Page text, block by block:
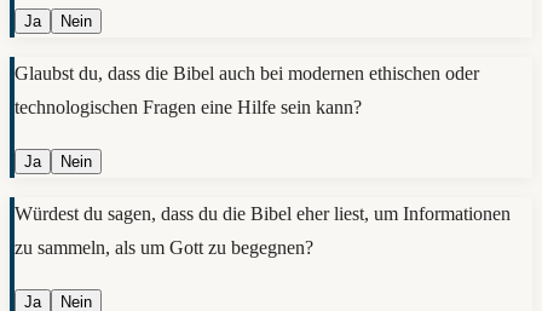
Ja Nein
Glaubst du, dass die Bibel auch bei modernen ethischen oder
technologischen Fragen eine Hilfe sein kann?
Ja Nein
Würdest du sagen, dass du die Bibel eher liest, um Informationen
zu sammeln, als um Gott zu begegnen?
Ja Nein